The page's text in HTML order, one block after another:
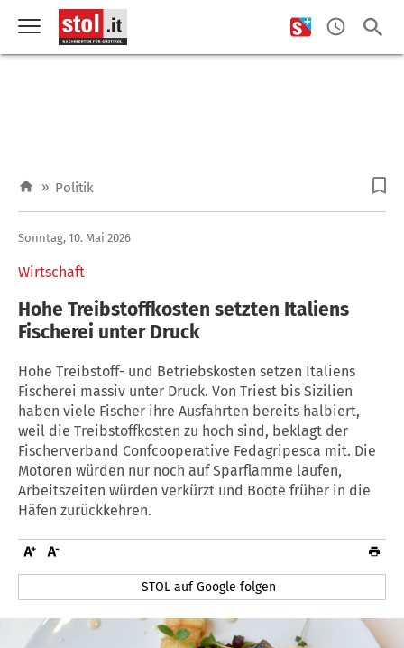
» Politik
Wirtschaft
Sonntag, 10. Mai 2026
Hohe Treibstoffkosten setzten Italiens
Fischerei unter Druck
Hohe Treibstoff- und Betriebskosten setzen Italiens
Fischerei massiv unter Druck. Von Triest bis Sizilien
haben viele Fischer ihre Ausfahrten bereits halbiert,
weil die Treibstoffkosten zu hoch sind, beklagt der
Fischerverband Confcooperative Fedagripesca mit. Die
Motoren würden nur noch auf Sparflamme laufen,
Arbeitszeiten würden verkürzt und Boote früher in die
Häfen zurückkehren.
STOL auf Google folgen